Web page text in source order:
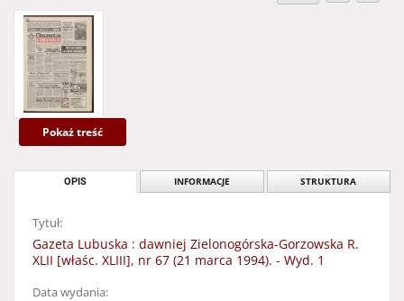
Pokaż treść
OPIS INFORMACJE STRUKTURA
Tytuł:
Gazeta Lubuska : dawniej Zielonogórska-Gorzowska R.
XLII [właśc. XLIII], nr 67 (21 marca 1994). - Wyd. 1
Data wydania: